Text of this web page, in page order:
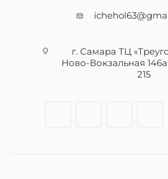
г. Самара ТЦ
Ново-Вокзальная
215